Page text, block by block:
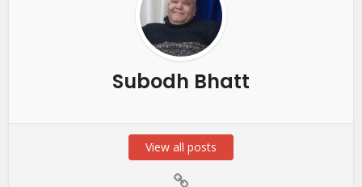
Subodh Bhatt
View all posts